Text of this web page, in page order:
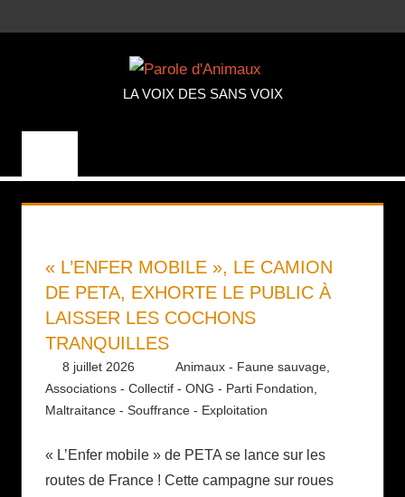
au
LA VOIX DES SANS VOIX
« L’ENFER MOBILE », LE CAMION
DE PETA, EXHORTE LE PUBLIC À
LAISSER LES COCHONS
TRANQUILLES
8 juillet 2026 Daniel
Animaux - Faune sauvage,
Associations - Collectif - ONG - Parti Fondation
Maltraitance - Souffrance - Exploitation
« L’Enfer mobile » de PETA se lance sur les
routes de France ! Cette campagne sur roues